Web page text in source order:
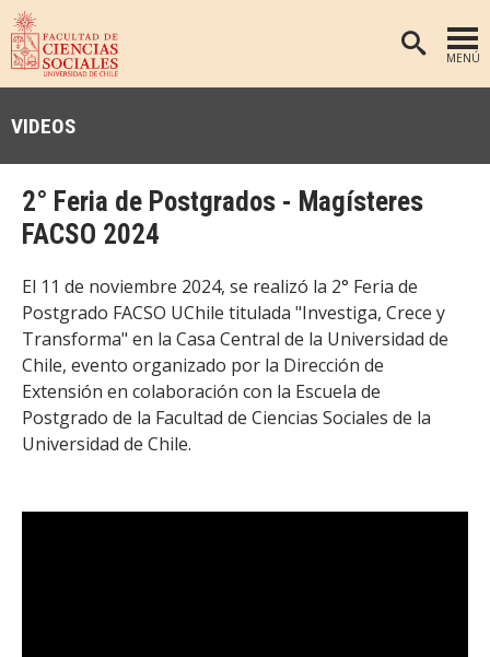
MENÚ
DEPARTAMENTOS
PSICOLOGÍA
SOCIOLOGÍA
TRABAJO SOCIAL
INVESTIGACIÓN
PUBLICACIONES
EXTENSIÓN
BIBLIOTECA
VIDEOS
2° Feria de Postgrados - Magísteres
FACSO 2024
El 11 de noviembre 2024, se realizó la 2° Feria de
Postgrado FACSO UChile titulada "Investiga, Crece y
Transforma" en la Casa Central de la Universidad de
Chile, evento organizado por la Dirección de
Extensión en colaboración con la Escuela de
Postgrado de la Facultad de Ciencias Sociales de la
Universidad de Chile.